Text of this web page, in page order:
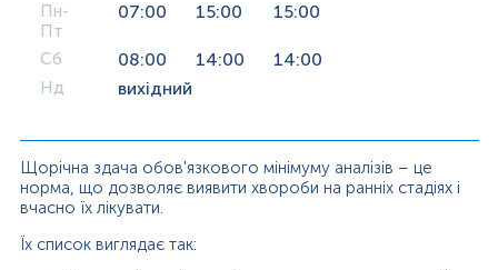
Пн-
Пт
07:00 15:00 15:00
Сб 08:00 14:00 14:00
Нд вихідний
Щорічна здача обов'язкового мінімуму аналізів – це
норма, що дозволяє виявити хвороби на ранніх стадіях і
вчасно їх лікувати.
Їх список виглядає так: